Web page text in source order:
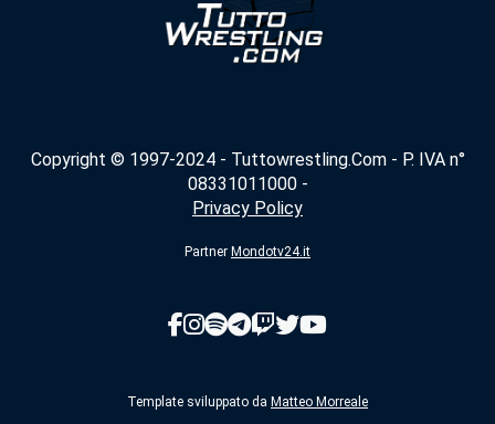
Copyright © 1997-2024 - Tuttowrestling.Com - P. IVA n°
08331011000 -
Privacy Policy
Partner Mondotv24.it
Template sviluppato da Matteo Morreale